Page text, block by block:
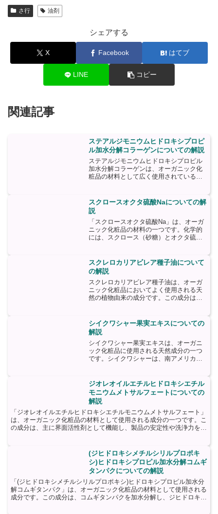
さ行 油剤
シェアする
X Facebook はてブ
LINE コピー
関連記事
ステアルジモニウムヒドロキシプロピ
ル加水分解コラーゲンについての解説
ステアルジモニウムヒドロキシプロピル
加水分解コラーゲンは、オーガニック化
粧品の材料として広く使用されている成
弾力性を高める効果があります。ステア
ルジモニウムヒドロキシプ...
スクロースオクタ硫酸Naについての解
説
「スクロースオクタ硫酸Na」は、オーガ
ニック化粧品の材料の一つです。化学的
には、スクロース（砂糖）とオクタ硫酸
天然の糖分であり、植物由来の原料で
す。オクタ硫酸ナトリウム...
スクレロカリアビレア種子油について
の解説
スクレロカリアビレア種子油は、オーガ
ニック化粧品においてよく使用される天
然の植物由来の成分です。この成分は、
アは、主に南アメリカやアフリカなどの
熱帯地域に自生している樹...
シイクワシャー果実エキスについての
解説
シイクワシャー果実エキスは、オーガニ
ック化粧品に使用される天然成分の一つ
です。シイクワシャーは、南アメリカの
す。シイクワシャー果実エキスは、果実
の皮や種から抽出されます...
ジオレオイルエチルヒドロキシエチル
モニウムメトサルフェートについての
解説
「ジオレオイルエチルヒドロキシエチルモニウムメトサルフェート」
は、オーガニック化粧品の材料として使用される成分の一つです。こ
の成分は、主に界面活性剤として機能し、製品の安定性や洗浄力を向
(ジヒドロキシメチルシリルプロポキ
シ)ヒドロキシプロピル加水分解コムギ
タンパクについての解説
「(ジヒドロキシメチルシリルプロポキシ)ヒドロキシプロピル加水分
解コムギタンパク」は、オーガニック化粧品の材料として使用される
成分です。この成分は、コムギタンパクを加水分解し、ジヒドロキシ